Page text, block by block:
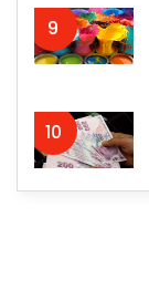
9
10